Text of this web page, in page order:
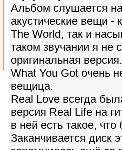
Альбом слушается
акустические вещи -
The World, так и
таком звучании я
оригинальная
What You Got очень
вещица.
Real Love всегда
версия Real Life на
в ней есть такое,
Заканчивается диск